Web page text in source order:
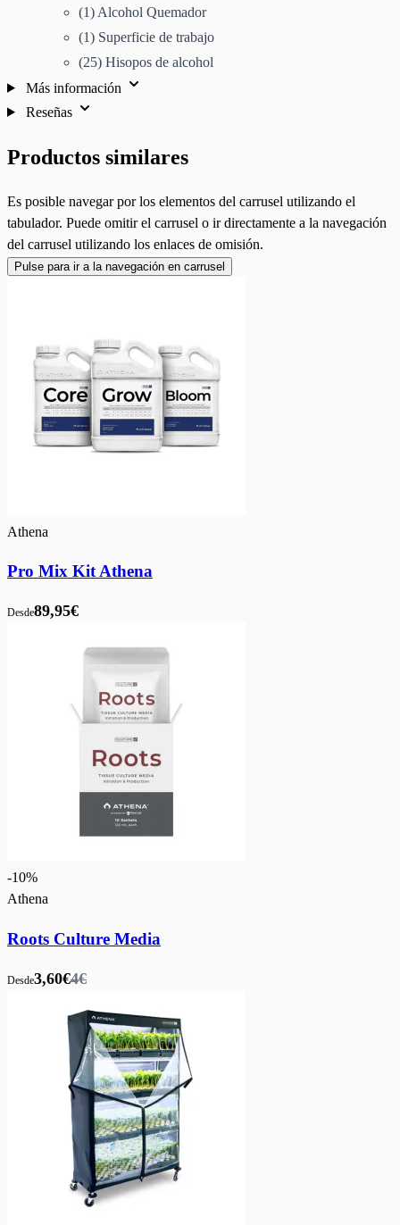
(1) Alcohol Quemador
(1) Superficie de trabajo
(25) Hisopos de alcohol
Más información
Reseñas
Productos similares
Es posible navegar por los elementos del carrusel utilizando el
tabulador. Puede omitir el carrusel o ir directamente a la navegación
del carrusel utilizando los enlaces de omisión.
Pulse para ir a la navegación en carrusel
Athena
Pro Mix Kit Athena
Desde89,95€
-10%
Athena
Roots Culture Media
Desde3,60€4€